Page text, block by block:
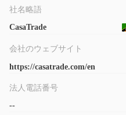
CasaTrade手数料
CasaTradeは入金手数料を請
取引プラットフォーム
プロモーション
CasaTradeは、プロモーショ
社名略語
CasaTrade
会社のウェブサイト
https://casatrade.com/en
法人電話番号
--